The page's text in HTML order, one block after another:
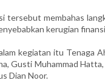
tersebut membahas
kerugian
kegiatan itu Tenaga
Gusti Muhammad
Dian Noor.